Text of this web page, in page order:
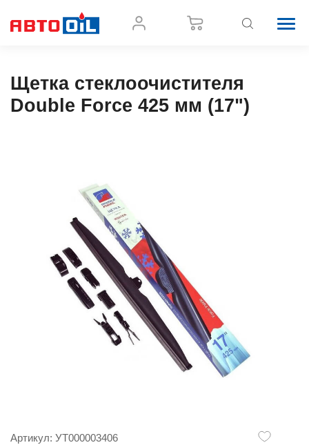
Щетка стеклоочистителя
Double Force 425 мм (17")
Артикул: УТ000003406